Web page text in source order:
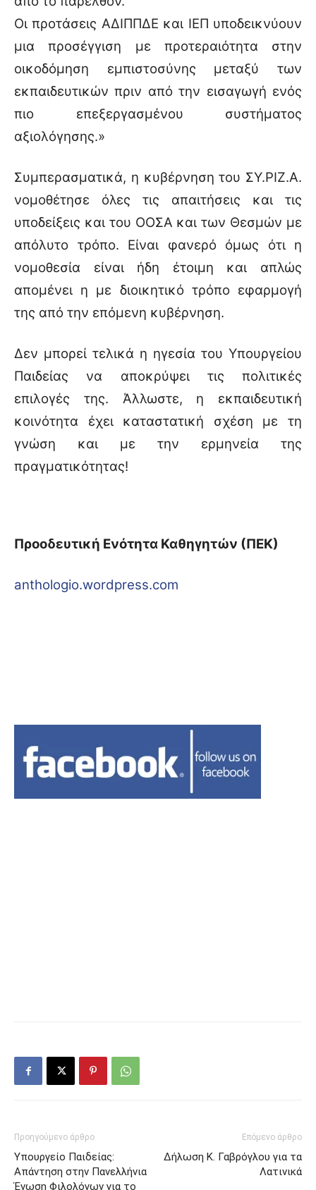
Οι προτάσεις ΑΔΙΠΠΔΕ και ΙΕΠ υποδεικνύουν
μια προσέγγιση με προτεραιότητα στην
οικοδόμηση εμπιστοσύνης μεταξύ των
εκπαιδευτικών πριν από την εισαγωγή ενός
πιο επεξεργασμένου συστήματος
αξιολόγησης.»
Συμπερασματικά, η κυβέρνηση του ΣΥ.ΡΙΖ.Α.
νομοθέτησε όλες τις απαιτήσεις και τις
υποδείξεις και του ΟΟΣΑ και των Θεσμών με
απόλυτο τρόπο. Είναι φανερό όμως ότι η
νομοθεσία είναι ήδη έτοιμη και απλώς
απομένει η με διοικητικό τρόπο εφαρμογή
της από την επόμενη κυβέρνηση.
Δεν μπορεί τελικά η ηγεσία του Υπουργείου
Παιδείας να αποκρύψει τις πολιτικές
επιλογές της. Άλλωστε, η εκπαιδευτική
κοινότητα έχει καταστατική σχέση με τη
γνώση και με την ερμηνεία της
πραγματικότητας!
Προοδευτική Ενότητα Καθηγητών (ΠΕΚ)
anthologio.wordpress.com
Προηγούμενο άρθρο
Υπουργείο Παιδείας:
Απάντηση στην Πανελλήνια
Ένωση Φιλολόγων για το
Επόμενο άρθρο
Δήλωση Κ. Γαβρόγλου για τα
Λατινικά